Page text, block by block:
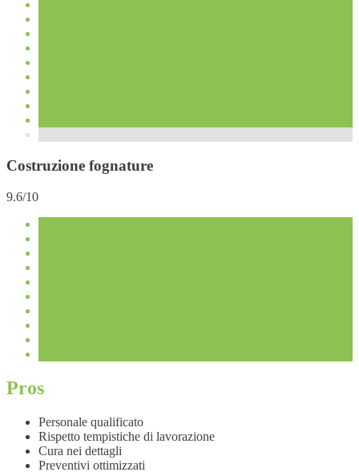
Costruzione fognature
9.6/10
Pros
Personale qualificato
Rispetto tempistiche di lavorazione
Cura nei dettagli
Preventivi ottimizzati